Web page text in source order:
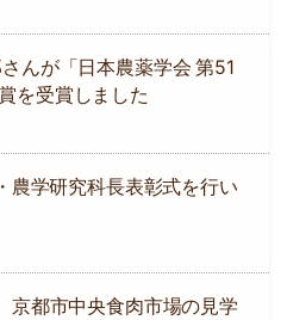
んが「日本農薬学会 第51
を受賞しました
農学研究科長表彰式を行い
都市中央食肉市場の見学